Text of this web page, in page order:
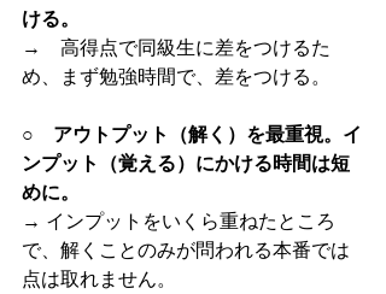
ける。
→　高得点で同級生に差をつけるた
め、まず勉強時間で、差をつける。
○　アウトプット（解く）を最重視。イ
ンプット（覚える）にかける時間は短
めに。
→ インプットをいくら重ねたところ
で、解くことのみが問われる本番では
点は取れません。